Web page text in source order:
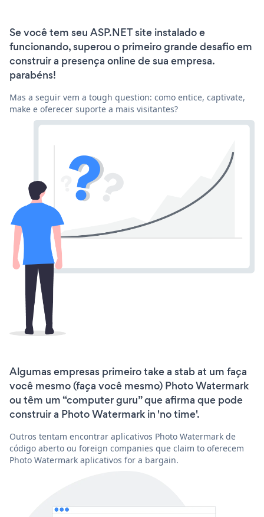
Se você tem seu ASP.NET site instalado e
funcionando, superou o primeiro grande desafio em
construir a presença online de sua empresa.
parabéns!
Mas a seguir vem a tough question: como entice, captivate,
make e oferecer suporte a mais visitantes?
Algumas empresas primeiro take a stab at um faça
você mesmo (faça você mesmo) Photo Watermark
ou têm um “computer guru” que afirma que pode
construir a Photo Watermark in 'no time'.
Outros tentam encontrar aplicativos Photo Watermark de
código aberto ou foreign companies que claim to oferecem
Photo Watermark aplicativos for a bargain.